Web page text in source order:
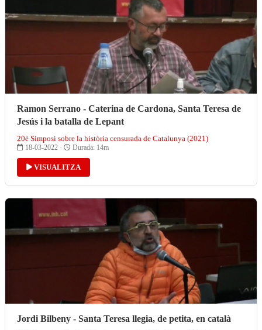
Ramon Serrano - Caterina de Cardona, Santa Teresa de
Jesús i la batalla de Lepant
20è Simposi sobre la història censurada de Catalunya (2021)
18-03-2022 · Durada: 14m
VISUALITZA
Jordi Bilbeny - Santa Teresa llegia, de petita, en català